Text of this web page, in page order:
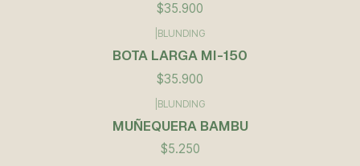
$35.900
BLUNDING
BOTA LARGA MI-150
$35.900
BLUNDING
MUÑEQUERA BAMBU
$5.250